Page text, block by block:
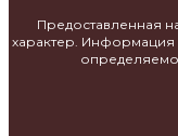
Предоставленная
характер. Информация